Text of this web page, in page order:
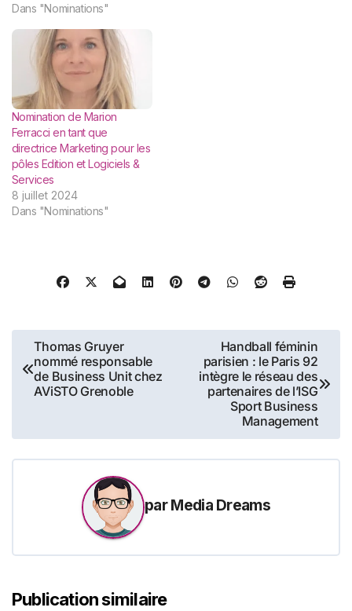
Dans "Nominations"
Nomination de Marion
Ferracci en tant que
directrice Marketing pour les
pôles Edition et Logiciels &
Services
8 juillet 2024
Dans "Nominations"
Navigation
de
l’article
Thomas Gruyer
nommé responsable
de Business Unit chez
AViSTO Grenoble
Handball féminin
parisien : le Paris 92
intègre le réseau des
partenaires de l’ISG
Sport Business
Management
parMedia Dreams
Publication similaire